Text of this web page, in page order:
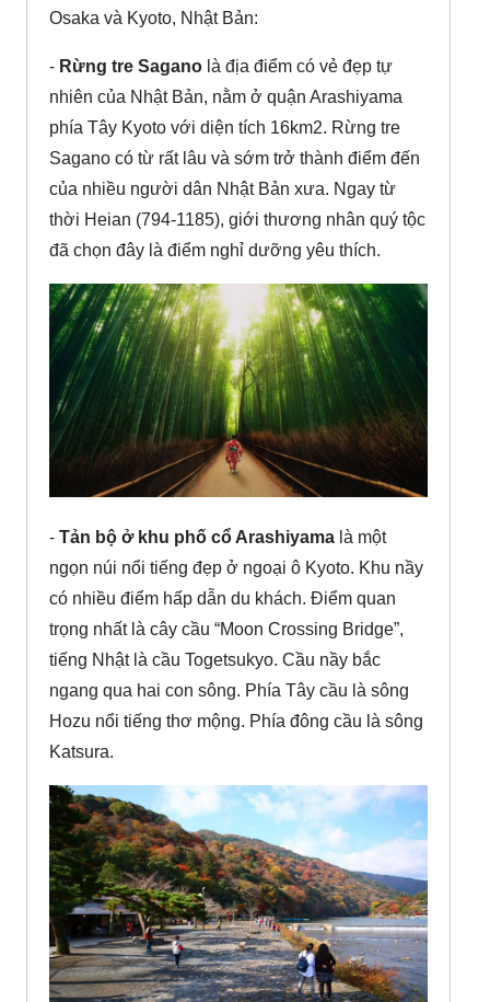
Osaka và Kyoto, Nhật Bản:
- Rừng tre Sagano là địa điểm có vẻ đẹp tự
nhiên của Nhật Bản, nằm ở quận Arashiyama
phía Tây Kyoto với diện tích 16km2. Rừng tre
Sagano có từ rất lâu và sớm trở thành điểm đến
của nhiều người dân Nhật Bản xưa. Ngay từ
thời Heian (794-1185), giới thương nhân quý tộc
đã chọn đây là điểm nghỉ dưỡng yêu thích.
- Tản bộ ở khu phố cổ Arashiyama là một
ngọn núi nổi tiếng đẹp ở ngoại ô Kyoto. Khu nầy
có nhiều điểm hấp dẫn du khách. Điểm quan
trọng nhất là cây cầu “Moon Crossing Bridge”,
tiếng Nhật là cầu Togetsukyo. Cầu nầy bắc
ngang qua hai con sông. Phía Tây cầu là sông
Hozu nổi tiếng thơ mộng. Phía đông cầu là sông
Katsura.